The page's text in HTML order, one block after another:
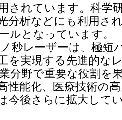
されています。科学
分析などにも利用さ
ルとなっています。
秒レーザーは、極短
を実現する先進的な
分野で重要な役割を
性能化、医療技術の
今後さらに拡大して